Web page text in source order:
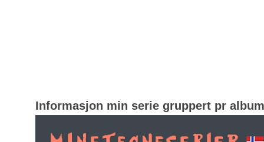
Informasjon min serie gruppert pr